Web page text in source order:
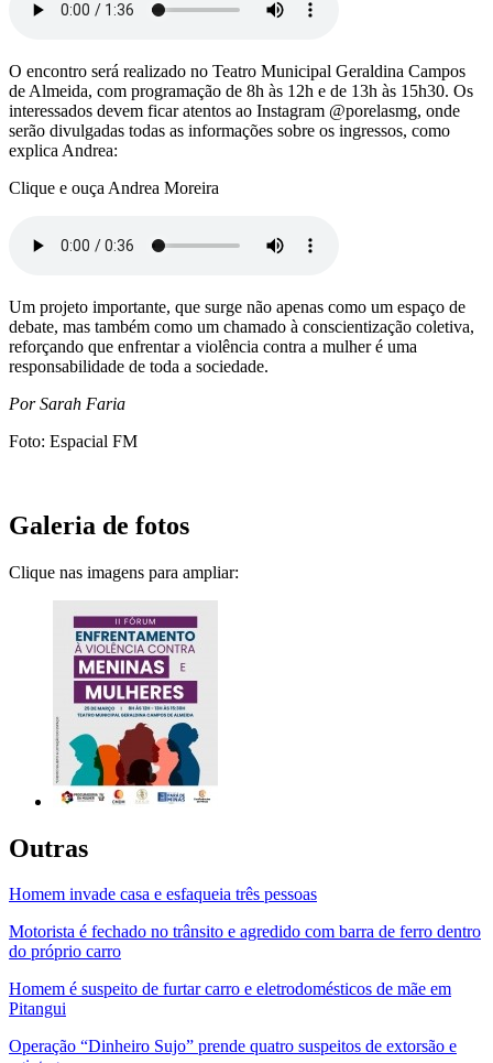
O encontro será realizado no Teatro Municipal Geraldina Campos
de Almeida, com programação de 8h às 12h e de 13h às 15h30. Os
interessados devem ficar atentos ao Instagram @porelasmg, onde
serão divulgadas todas as informações sobre os ingressos, como
explica Andrea:
Clique e ouça Andrea Moreira
Um projeto importante, que surge não apenas como um espaço de
debate, mas também como um chamado à conscientização coletiva,
reforçando que enfrentar a violência contra a mulher é uma
responsabilidade de toda a sociedade.
Por Sarah Faria
Foto: Espacial FM
Galeria de fotos
Clique nas imagens para ampliar:
Outras
Homem invade casa e esfaqueia três pessoas
Motorista é fechado no trânsito e agredido com barra de ferro dentro
do próprio carro
Homem é suspeito de furtar carro e eletrodomésticos de mãe em
Pitangui
Operação “Dinheiro Sujo” prende quatro suspeitos de extorsão e